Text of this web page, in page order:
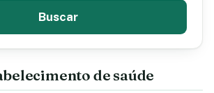
Buscar
de saúde